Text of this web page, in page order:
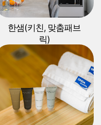
한샘(키친, 맞춤패브
릭)